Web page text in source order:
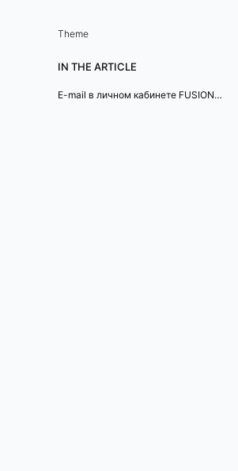
Theme
IN THE ARTICLE
E-mail в личном кабинете FUSIONPOS